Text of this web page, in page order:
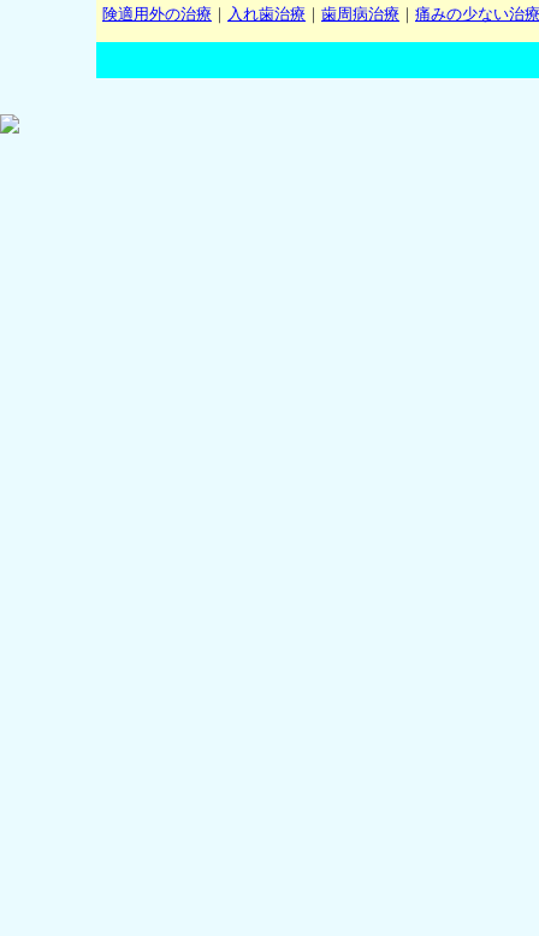
険適用外の治療 ｜ 入れ歯治療 ｜ 歯周病治療 ｜ 痛みの少ない治療